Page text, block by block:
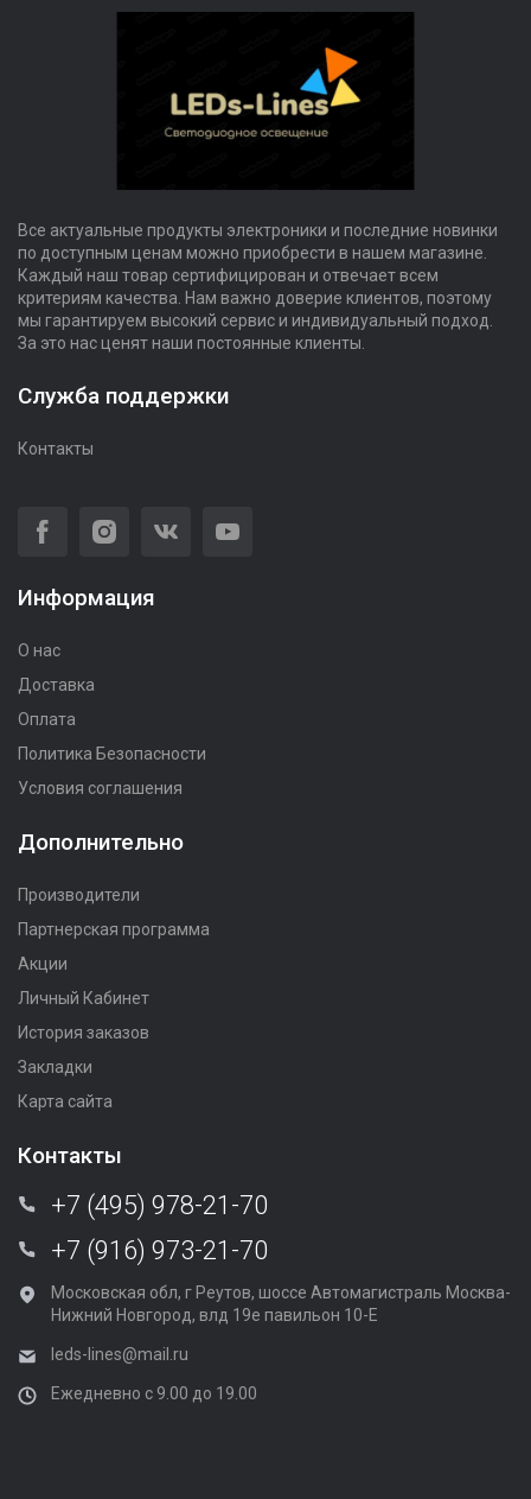
Все актуальные продукты электроники и последние новинки
по доступным ценам можно приобрести в нашем магазине.
Каждый наш товар сертифицирован и отвечает всем
критериям качества. Нам важно доверие клиентов, поэтому
мы гарантируем высокий сервис и индивидуальный подход.
За это нас ценят наши постоянные клиенты.
Служба поддержки
Контакты
Информация
О нас
Доставка
Оплата
Политика Безопасности
Условия соглашения
Дополнительно
Производители
Партнерская программа
Акции
Личный Кабинет
История заказов
Закладки
Карта сайта
Контакты
+7 (495) 978-21-70
+7 (916) 973-21-70
Московская обл, г Реутов, шоссе Автомагистраль Москва-
Нижний Новгород, влд 19е павильон 10-Е
leds-lines@mail.ru
Ежедневно с 9.00 до 19.00